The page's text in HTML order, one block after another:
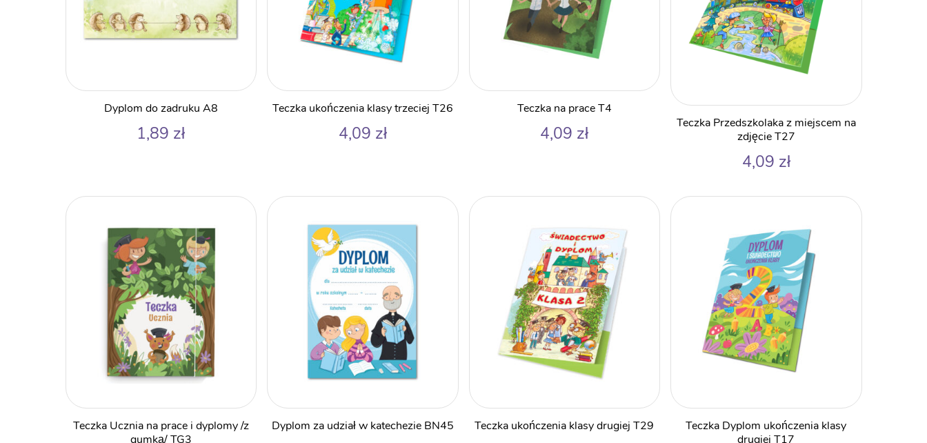
Dyplom do zadruku A8
1,89 zł
Teczka ukończenia klasy trzeciej T26
4,09 zł
Teczka na prace T4
4,09 zł
Teczka Przedszkolaka z miejscem na
zdjęcie T27
4,09 zł
Teczka Ucznia na prace i dyplomy /z
gumką/ TG3
Dyplom za udział w katechezie BN45 Teczka ukończenia klasy drugiej T29
Teczka Dyplom ukończenia klasy
drugiej T17